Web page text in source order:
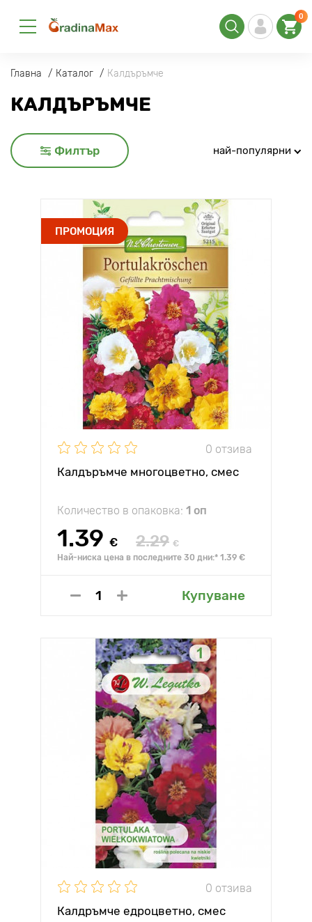
0
Главна Каталог Калдъръмче
КАЛДЪРЪМЧЕ
Филтър най-популярни
ПРОМОЦИЯ
0 отзива
Калдъръмче многоцветно, смес
Количество в опаковка: 1 оп
1.39 € 2.29 €
Най-ниска цена в последните 30 дни:* 1.39 €
Купуване
0 отзива
Калдръмче едроцветно, смес